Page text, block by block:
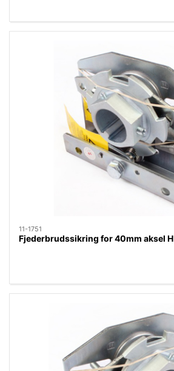
11-1751
Fjederbrudssikring for 40mm aksel H